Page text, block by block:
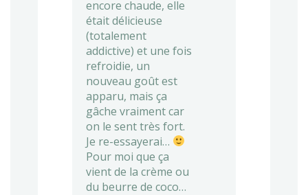
encore chaude, elle
était délicieuse
(totalement
addictive) et une fois
refroidie, un
nouveau goût est
apparu, mais ça
gâche vraiment car
on le sent très fort.
Je re-essayerai…
Pour moi que ça
vient de la crème ou
du beurre de coco…